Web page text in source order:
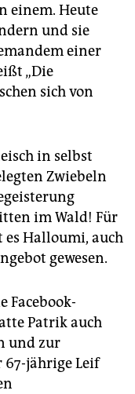
einem. Heute
und sie
einer
„Die
sich von
in selbst
Zwiebeln
im Wald! Für
Halloumi, auch
gewesen.
Facebook-
Patrik auch
und zur
67-jährige Leif